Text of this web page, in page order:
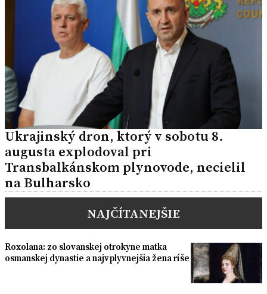
Ukrajinský dron, ktorý v sobotu 8.
augusta explodoval pri
Transbalkánskom plynovode, necielil
na Bulharsko
NAJČÍTANEJŠIE
Roxolana: zo slovanskej otrokyne matka
osmanskej dynastie a najvplyvnejšia žena ríše